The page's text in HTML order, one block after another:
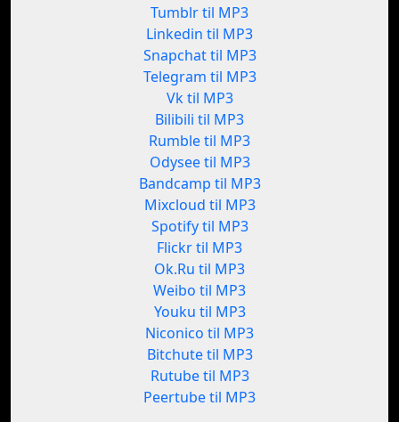
Tumblr til MP3
Linkedin til MP3
Snapchat til MP3
Telegram til MP3
Vk til MP3
Bilibili til MP3
Rumble til MP3
Odysee til MP3
Bandcamp til MP3
Mixcloud til MP3
Spotify til MP3
Flickr til MP3
Ok.Ru til MP3
Weibo til MP3
Youku til MP3
Niconico til MP3
Bitchute til MP3
Rutube til MP3
Peertube til MP3